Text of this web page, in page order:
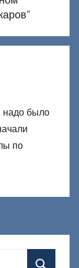
”
надо было
по